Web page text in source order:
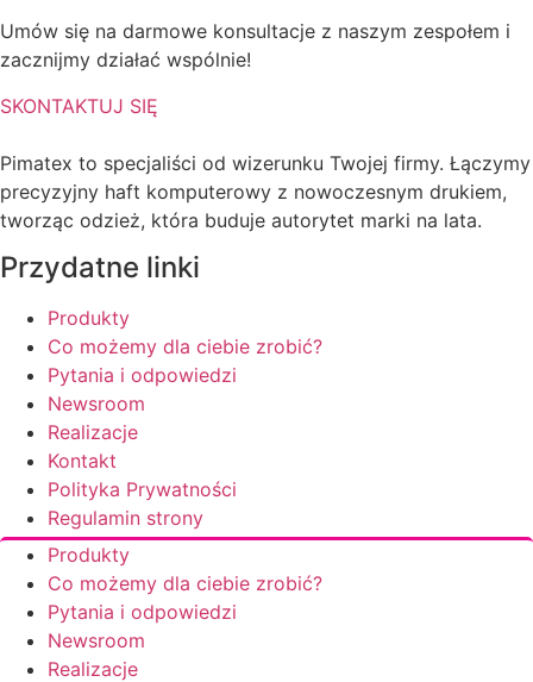
Umów się na darmowe konsultacje z naszym zespołem i
zacznijmy działać wspólnie!
SKONTAKTUJ SIĘ
Pimatex to specjaliści od wizerunku Twojej firmy. Łączymy
precyzyjny haft komputerowy z nowoczesnym drukiem,
tworząc odzież, która buduje autorytet marki na lata.
Przydatne linki
Produkty
Co możemy dla ciebie zrobić?
Pytania i odpowiedzi
Newsroom
Realizacje
Kontakt
Polityka Prywatności
Regulamin strony
Produkty
Co możemy dla ciebie zrobić?
Pytania i odpowiedzi
Newsroom
Realizacje